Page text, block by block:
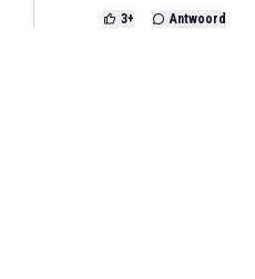
3+ Antwoord